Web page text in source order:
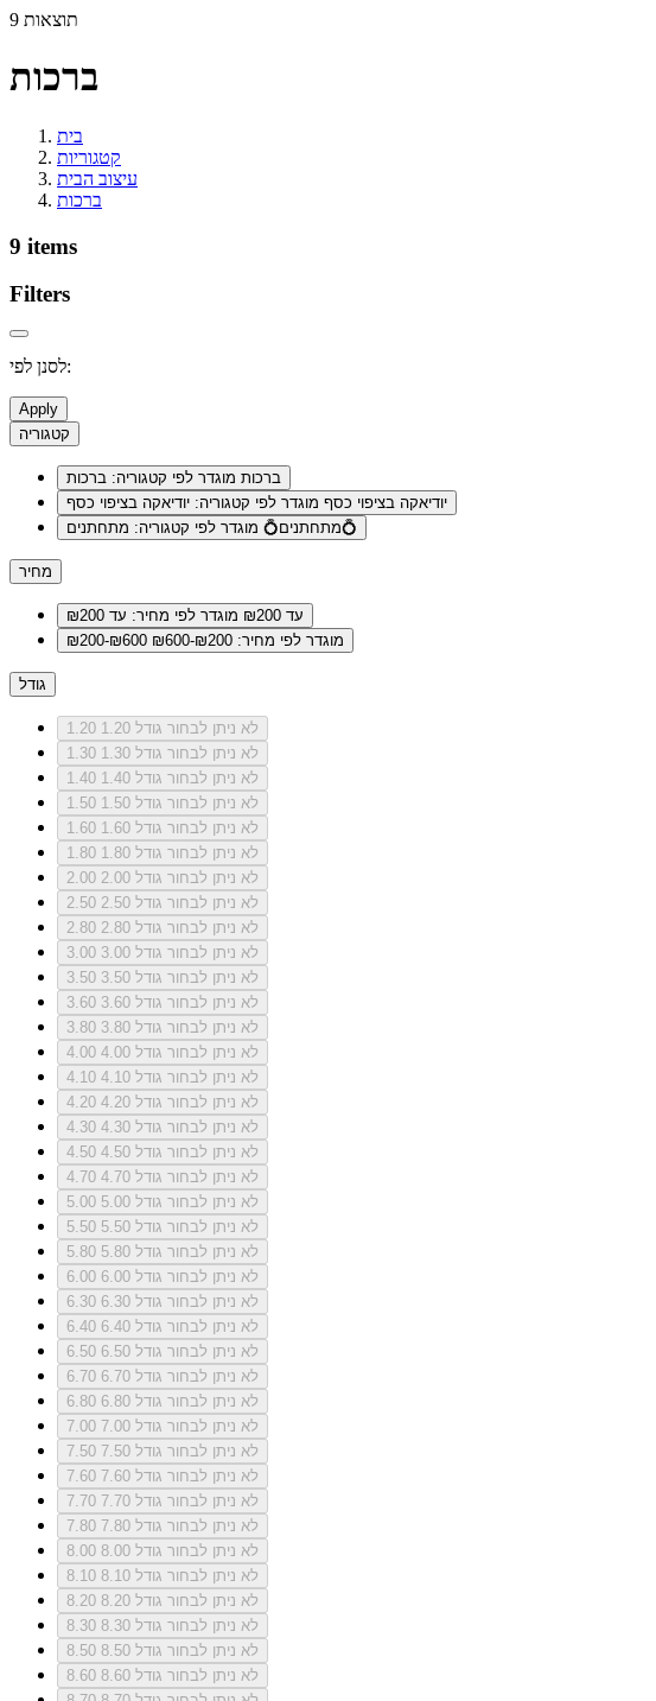
9 תוצאות
ברכות
בית
קטגוריות
עיצוב הבית
ברכות
9 items
Filters
לסנן לפי:
Apply
קטגוריה
ברכות מוגדר לפי קטגוריה: ברכות
יודיאקה בציפוי כסף מוגדר לפי קטגוריה: יודיאקה בציפוי כסף
מתחתנים💍מוגדר לפי קטגוריה: מתחתנים💍
מחיר
עד ₪200
מוגדר לפי מחיר: עד ₪200
₪200-₪600
מוגדר לפי מחיר: ₪200-₪600
גודל
1.20
לא ניתן לבחור גודל 1.20
1.30
לא ניתן לבחור גודל 1.30
1.40
לא ניתן לבחור גודל 1.40
1.50
לא ניתן לבחור גודל 1.50
1.60
לא ניתן לבחור גודל 1.60
1.80
לא ניתן לבחור גודל 1.80
2.00
לא ניתן לבחור גודל 2.00
2.50
לא ניתן לבחור גודל 2.50
2.80
לא ניתן לבחור גודל 2.80
3.00
לא ניתן לבחור גודל 3.00
3.50
לא ניתן לבחור גודל 3.50
3.60
לא ניתן לבחור גודל 3.60
3.80
לא ניתן לבחור גודל 3.80
4.00
לא ניתן לבחור גודל 4.00
4.10
לא ניתן לבחור גודל 4.10
4.20
לא ניתן לבחור גודל 4.20
4.30
לא ניתן לבחור גודל 4.30
4.50
לא ניתן לבחור גודל 4.50
4.70
לא ניתן לבחור גודל 4.70
5.00
לא ניתן לבחור גודל 5.00
5.50
לא ניתן לבחור גודל 5.50
5.80
לא ניתן לבחור גודל 5.80
6.00
לא ניתן לבחור גודל 6.00
6.30
לא ניתן לבחור גודל 6.30
6.40
לא ניתן לבחור גודל 6.40
6.50
לא ניתן לבחור גודל 6.50
6.70
לא ניתן לבחור גודל 6.70
6.80
לא ניתן לבחור גודל 6.80
7.00
לא ניתן לבחור גודל 7.00
7.50
לא ניתן לבחור גודל 7.50
7.60
לא ניתן לבחור גודל 7.60
7.70
לא ניתן לבחור גודל 7.70
7.80
לא ניתן לבחור גודל 7.80
8.00
לא ניתן לבחור גודל 8.00
8.10
לא ניתן לבחור גודל 8.10
8.20
לא ניתן לבחור גודל 8.20
8.30
לא ניתן לבחור גודל 8.30
8.50
לא ניתן לבחור גודל 8.50
8.60
לא ניתן לבחור גודל 8.60